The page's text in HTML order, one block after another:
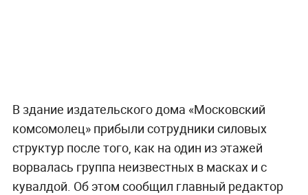
В здание издательского дома «Московский
комсомолец» прибыли сотрудники силовых
структур после того, как на один из этажей
ворвалась группа неизвестных в масках и с
кувалдой. Об этом сообщил главный редактор